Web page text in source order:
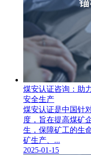
煤安认证咨询：助
安全生产
煤安认证是中国针
度，旨在提高煤矿
生，保障矿工的生
矿生产、...
2025-01-15